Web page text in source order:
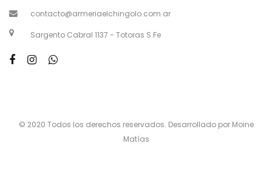
contacto@armeriaelchingolo.com.ar
Sargento Cabral 1137 - Totoras S.Fe
© 2020 Todos los derechos reservados. Desarrollado por Moine
Matías